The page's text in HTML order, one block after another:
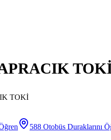
TOKİ
588 Otobüs Duraklarını